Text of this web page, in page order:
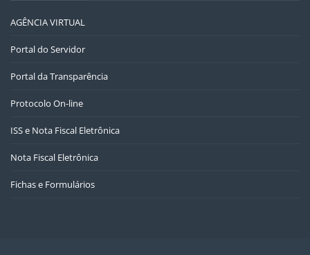
AGÊNCIA VIRTUAL
Portal do Servidor
Portal da Transparência
Protocolo On-line
ISS e Nota Fiscal Eletrônica
Nota Fiscal Eletrônica
Fichas e Formulários